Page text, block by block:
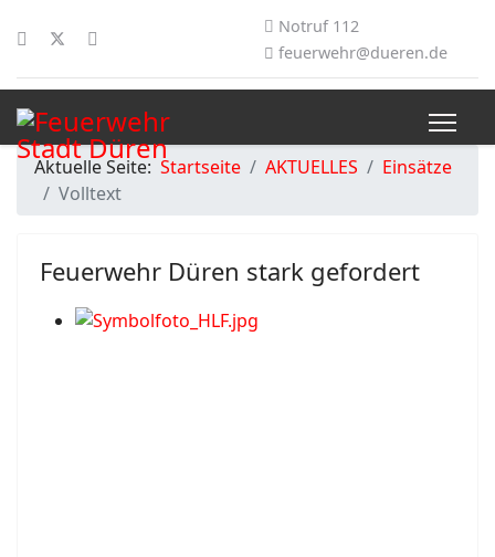
Notruf 112
feuerwehr@dueren.de
Aktuelle Seite: Startseite AKTUELLES
Einsätze
Volltext
Feuerwehr Düren stark gefordert